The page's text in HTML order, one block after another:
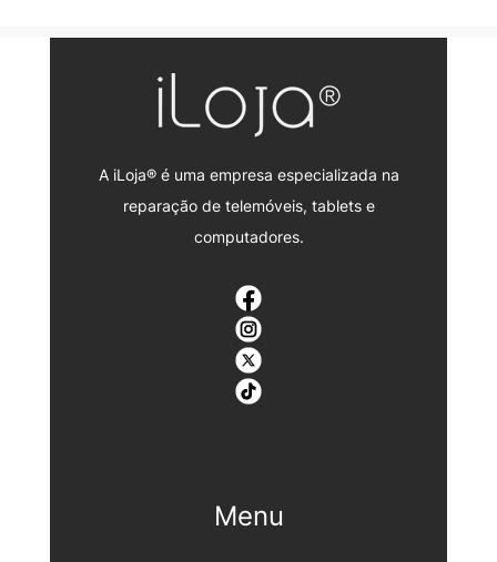
A iLoja® é uma empresa especializada na
reparação de telemóveis, tablets e
computadores.
Menu